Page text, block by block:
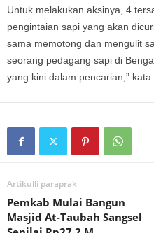
Untuk melakukan aksinya, 4
pengintaian sapi yang akan
sama memotong dan mengulit
seorang pedagang sapi di
yang kini dalam pencarian,” kata
Artikulli paraprak
Pemkab Mulai Bangun
Masjid At-Taubah Sangsel